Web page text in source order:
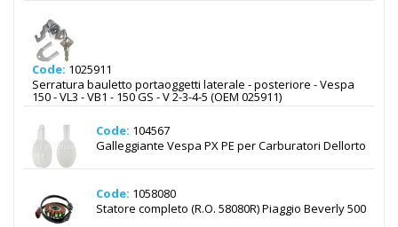
Code: 1025911
Serratura bauletto portaoggetti laterale - posteriore - Vespa
150 - VL3 - VB1 - 150 GS - V 2-3-4-5 (OEM 025911)
Code: 104567
Galleggiante Vespa PX PE per Carburatori Dellorto
Code: 1058080
Statore completo (R.O. 58080R) Piaggio Beverly 500